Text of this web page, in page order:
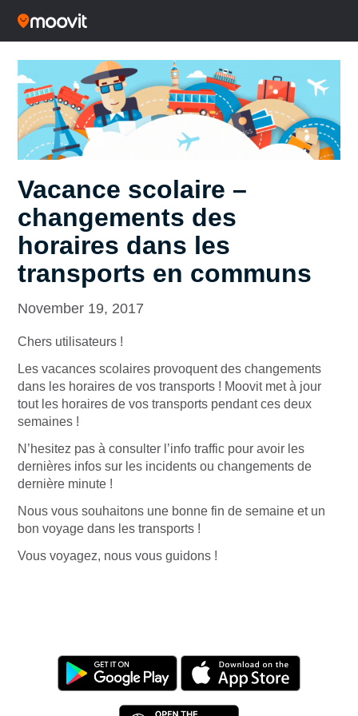
Vacance scolaire –
changements des
horaires dans les
transports en communs
November 19, 2017
Chers utilisateurs !
Les vacances scolaires provoquent des changements
dans les horaires de vos transports ! Moovit met à jour
tout les horaires de vos transports pendant ces deux
semaines !
N’hesitez pas à consulter l’info traffic pour avoir les
dernières infos sur les incidents ou changements de
dernière minute !
Nous vous souhaitons une bonne fin de semaine et un
bon voyage dans les transports !
Vous voyagez, nous vous guidons !